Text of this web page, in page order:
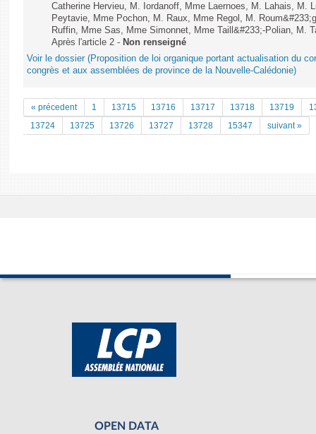
Catherine Hervieu, M. Iordanoff, Mme Laernoes, M. Lahais, M.
Peytavie, Mme Pochon, M. Raux, Mme Regol, M.
Ruffin, Mme Sas, Mme Simonnet, Mme Taill&#233;-Polian, M.
Après l'article 2 - Non renseigné
Voir le dossier (Proposition de loi organique portant actualisation du
congrès et aux assemblées de province de la Nouvelle-Calédonie)
« précedent 1 13715 13716 13717 13718 13719
13724
13725 13726 13727 13728 15347 suivant »
OPEN DATA